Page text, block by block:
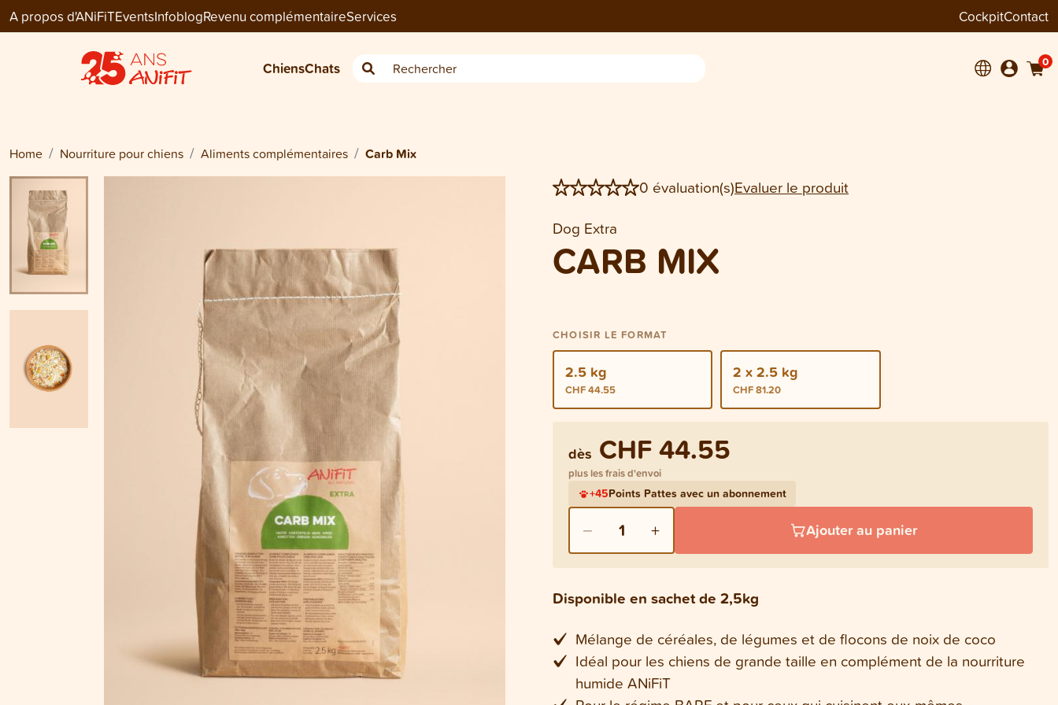
A propos d'ANiFiTEventsInfoblogRevenu complémentaireServices CockpitContact
ChiensChats 0
Dog Extra
CARB MIX
dèsCHF 44.55
2.5 kg 2 x 2.5 kg −
Home Nourriture pour chiens Aliments complémentaires Carb Mix
0 évaluation(s)Evaluer le produit
Dog Extra
CARB MIX
CHOISIR LE FORMAT
2.5 kg
CHF 44.55
2 x 2.5 kg
CHF 81.20
dès CHF 44.55
plus les frais d'envoi
+45Points Pattes avec un abonnement
− 1 + Ajouter au panier
Disponible en sachet de 2,5kg
Mélange de céréales, de légumes et de flocons de noix de coco
Idéal pour les chiens de grande taille en complément de la nourriture
humide ANiFiT